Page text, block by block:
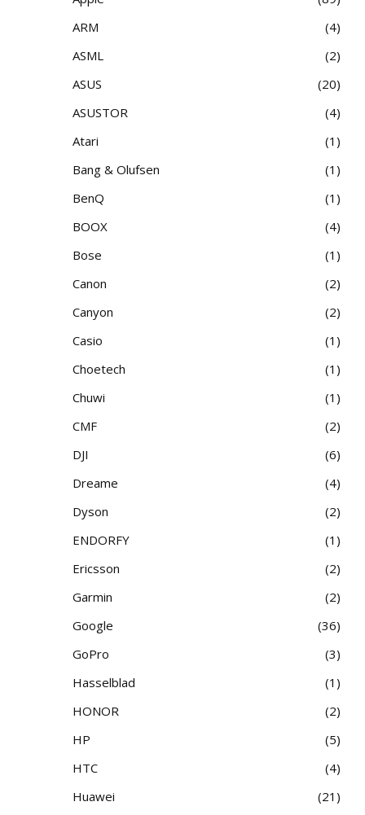
ARM
4
ASML
2
ASUS
20
ASUSTOR
4
Atari
1
Bang & Olufsen
1
BenQ
1
BOOX
4
Bose
1
Canon
2
Canyon
2
Casio
1
Choetech
1
Chuwi
1
CMF
2
DJI
6
Dreame
4
Dyson
2
ENDORFY
1
Ericsson
2
Garmin
2
Google
36
GoPro
3
Hasselblad
1
HONOR
2
HP
5
HTC
4
Huawei
21